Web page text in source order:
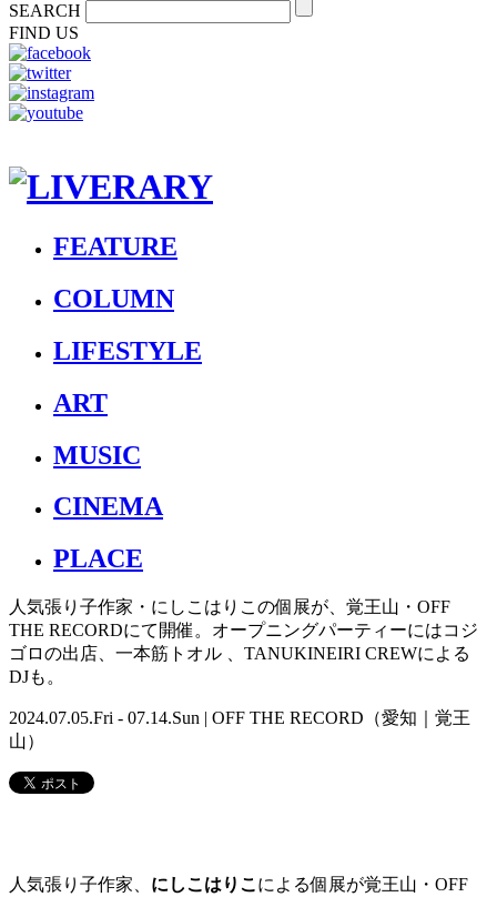
SEARCH
FIND US
FEATURE
COLUMN
LIFESTYLE
ART
MUSIC
CINEMA
PLACE
人気張り子作家・にしこはりこの個展が、覚王山・OFF
THE RECORDにて開催。オープニングパーティーにはコジ
ゴロの出店、一本筋トオル 、TANUKINEIRI CREWによる
DJも。
2024.07.05.Fri - 07.14.Sun | OFF THE RECORD（愛知｜覚王
山）
人気張り子作家、 にしこはりこ による個展が覚王山・OFF